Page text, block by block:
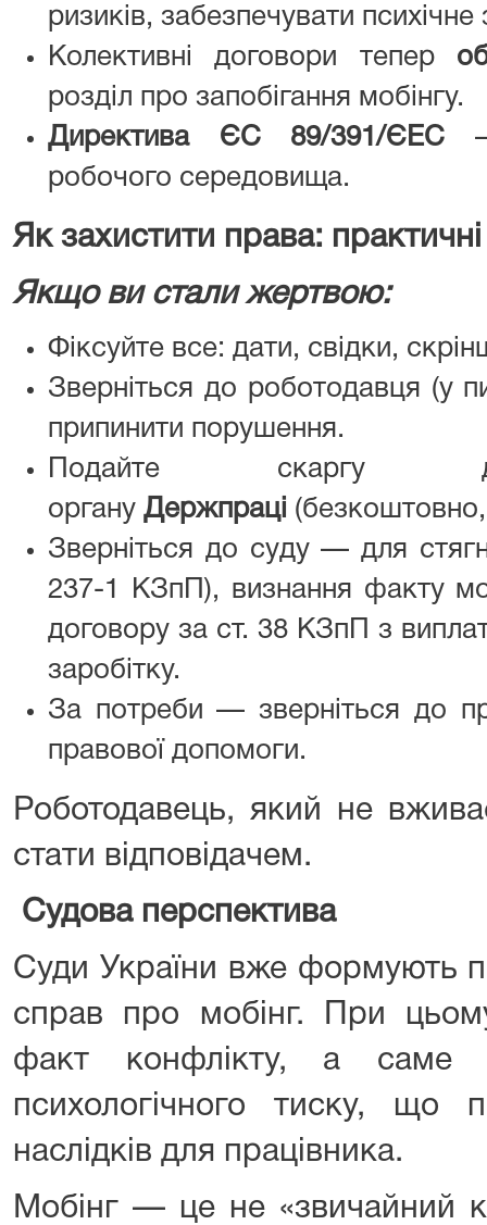
ризиків, забезпечувати психічне
Колективні договори тепер
розділ про запобігання мобінгу.
Директива ЄС 89/391/ЄЕС —
робочого середовища.
Як захистити права:
Якщо ви стали жертвою:
Фіксуйте все: дати, свідки,
Зверніться до роботодавця (у
припинити порушення.
Подайте скаргу до
органу Держпраці
Зверніться до суду — для
237-1 КЗпП), визнання факту
договору за ст. 38 КЗпП з
заробітку.
За потреби — зверніться до
правової допомоги.
Роботодавець, який не
стати відповідачем.
Судова перспектива
Суди України вже формують
справ про мобінг. При
факт конфлікту, а саме
психологічного тиску, що
наслідків для працівника.
Мобінг — це не «звичайний